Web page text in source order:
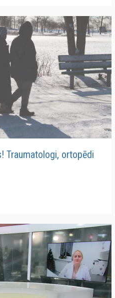
Traumatologi, ortopēdi